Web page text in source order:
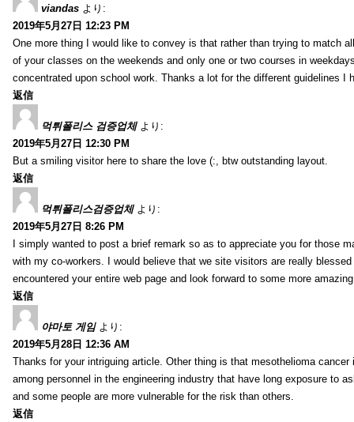
viandas より:
2019年5月27日 12:23 PM
One more thing I would like to convey is that rather than trying to match
of your classes on the weekends and only one or two courses in
concentrated upon school work. Thanks a lot for the different guidelines I
返信
먹튀폴리스 검증업체 より:
2019年5月27日 12:30 PM
But a smiling visitor here to share the love (:, btw outstanding layout.
返信
먹튀폴리스검증업체 より:
2019年5月27日 8:26 PM
I simply wanted to post a brief remark so as to appreciate you for those
with my co-workers. I would believe that we site visitors are really
encountered your entire web page and look forward to some more
返信
야마토 게임 より:
2019年5月28日 12:36 AM
Thanks for your intriguing article. Other thing is that mesothelioma
among personnel in the engineering industry that have long exposure to
and some people are more vulnerable for the risk than others.
返信